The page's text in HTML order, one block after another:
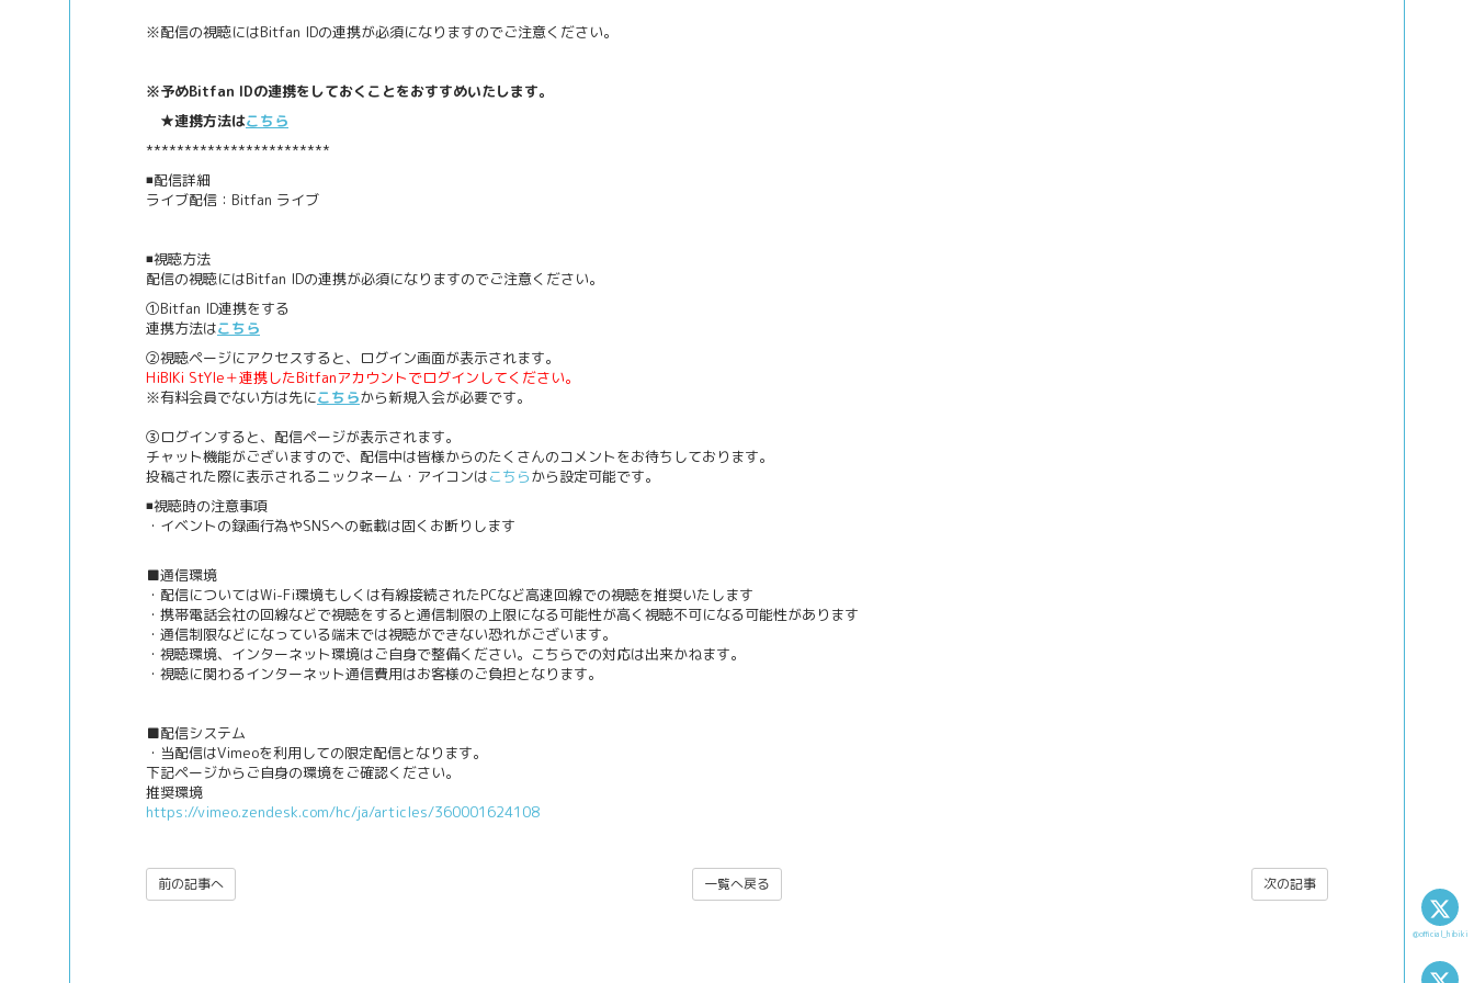
@official_hibiki
※配信の視聴にはBitfan IDの連携が必須になりますのでご注意ください。
※予めBitfan IDの連携をしておくことをおすすめいたします。
★連携方法はこちら
************************
◾️配信詳細
ライブ配信：Bitfan ライブ
◾️視聴方法
配信の視聴にはBitfan IDの連携が必須になりますのでご注意ください。
①Bitfan ID連携をする
連携方法はこちら
②視聴ページにアクセスすると、ログイン画面が表示されます。
HiBIKi StYle＋連携したBitfanアカウントでログインしてください。
※有料会員でない方は先にこちらから新規入会が必要です。
③ログインすると、配信ページが表示されます。
チャット機能がございますので、配信中は皆様からのたくさんのコメントをお待ちしております。
投稿された際に表示されるニックネーム・アイコンはこちらから設定可能です。
◾️視聴時の注意事項
・イベントの録画行為やSNSへの転載は固くお断りします
■通信環境
・配信についてはWi-Fi環境もしくは有線接続されたPCなど高速回線での視聴を推奨いたします
・携帯電話会社の回線などで視聴をすると通信制限の上限になる可能性が高く視聴不可になる可能性があります
・通信制限などになっている端末では視聴ができない恐れがございます。
・視聴環境、インターネット環境はご自身で整備ください。こちらでの対応は出来かねます。
・視聴に関わるインターネット通信費用はお客様のご負担となります。
■配信システム
・当配信はVimeoを利用しての限定配信となります。
下記ページからご自身の環境をご確認ください。
推奨環境
https://vimeo.zendesk.com/hc/ja/articles/360001624108
次の記事
一覧へ戻る
前の記事へ